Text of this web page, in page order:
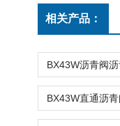
相关产品：